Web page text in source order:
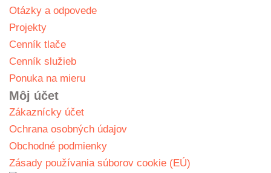
Otázky a odpovede
Projekty
Cenník tlače
Cenník služieb
Ponuka na mieru
Môj účet
Zákaznícky účet
Ochrana osobných údajov
Obchodné podmienky
Zásady používania súborov cookie (EÚ)